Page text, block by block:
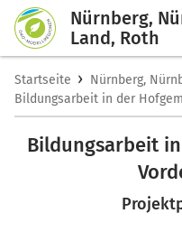
Nürnberg,
Land, Roth
Startseite › Nürnberg,
Bildungsarbeit in der
Bildungsarbeit